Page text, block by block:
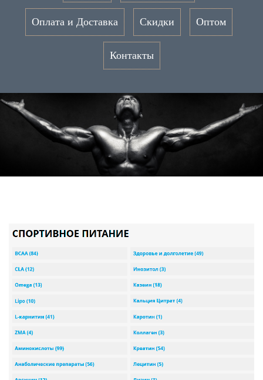
Оплата и Доставка Скидки Оптом
Контакты